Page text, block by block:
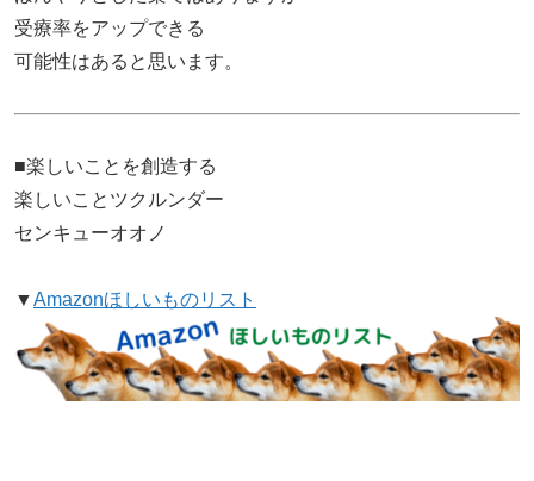
受療率をアップできる
可能性はあると思います。
■楽しいことを創造する
楽しいことツクルンダー
センキューオオノ
▼Amazonほしいものリスト